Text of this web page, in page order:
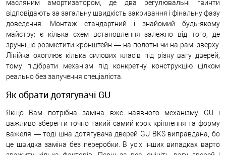
масляним амортизатором, де два регулювальні гвинти
відповідають за загальну швидкість закривання і фінальну фазу
доведення. Монтаж стандартний і знайомий будь-якому
майстру: є кілька схем встановлення залежно від того, де
зручніше розмістити кронштейн — на полотні чи на рамі зверху.
Лінійка охоплює кілька силових класів під різну вагу дверей,
тому підібрати механізм під конкретну конструкцію цілком
реально без залучення спеціаліста.
Як обрати дотягувачі GU
Якщо Вам потрібна заміна вже наявного механізму GU і
важливо зберегти точно такий самий крок кріплення та форму
важеля — тоді ціна дотягувача дверей GU BKS виправдана, бо
це швидка заміна без переробки. В усіх інших випадках варто